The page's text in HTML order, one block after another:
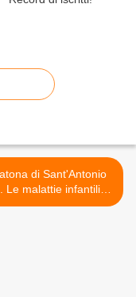
di Sant'Antonio
Le malattie infantili si
correndo: e si